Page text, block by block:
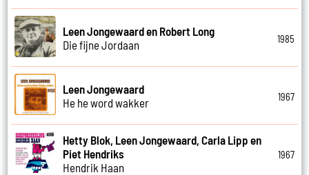
Leen Jongewaard en Robert Long
Die fijne Jordaan
1985
Leen Jongewaard
He he word wakker
1967
Hetty Blok, Leen Jongewaard, Carla Lipp en
Piet Hendriks
Hendrik Haan
1967